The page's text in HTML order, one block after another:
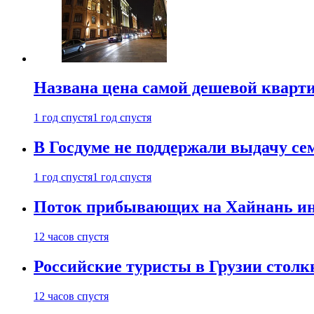
Названа цена самой дешевой
1 год спустя1 год спустя
В Госдуме не поддержали выдачу
1 год спустя1 год спустя
Поток прибывающих на Хайнань
12 часов спустя
Российские туристы в Грузии
12 часов спустя